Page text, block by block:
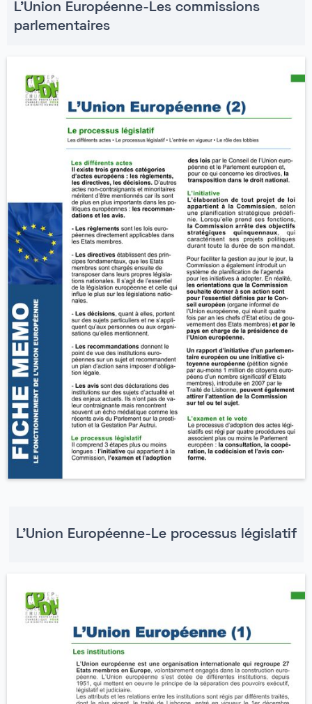
L'Union Européenne-Les commissions
parlementaires
L'Union Européenne-Le processus législatif